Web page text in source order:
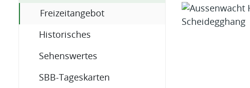
Freizeitangebot(ausgewählt)
Historisches
Sehenswertes
SBB-Tageskarten